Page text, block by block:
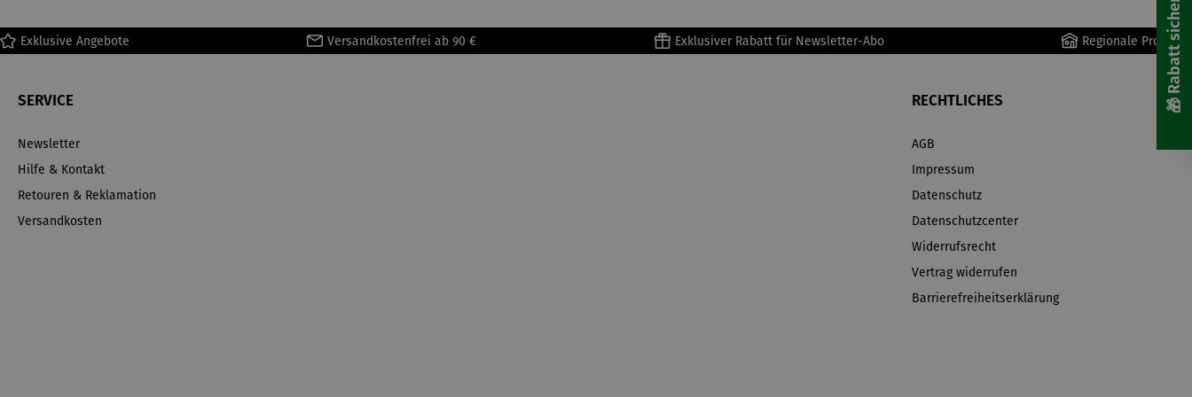
Exklusive Angebote Versandkostenfrei ab 90 € Exklusiver Rabatt für Newsletter-Abo Regionale Produkte
SERVICE
Newsletter
Hilfe & Kontakt
Retouren & Reklamation
Versandkosten
RECHTLICHES
AGB
Impressum
Datenschutz
Datenschutzcenter
Widerrufsrecht
Vertrag widerrufen
Barrierefreiheitserklärung
🎁 Rabatt sichern! 🎁